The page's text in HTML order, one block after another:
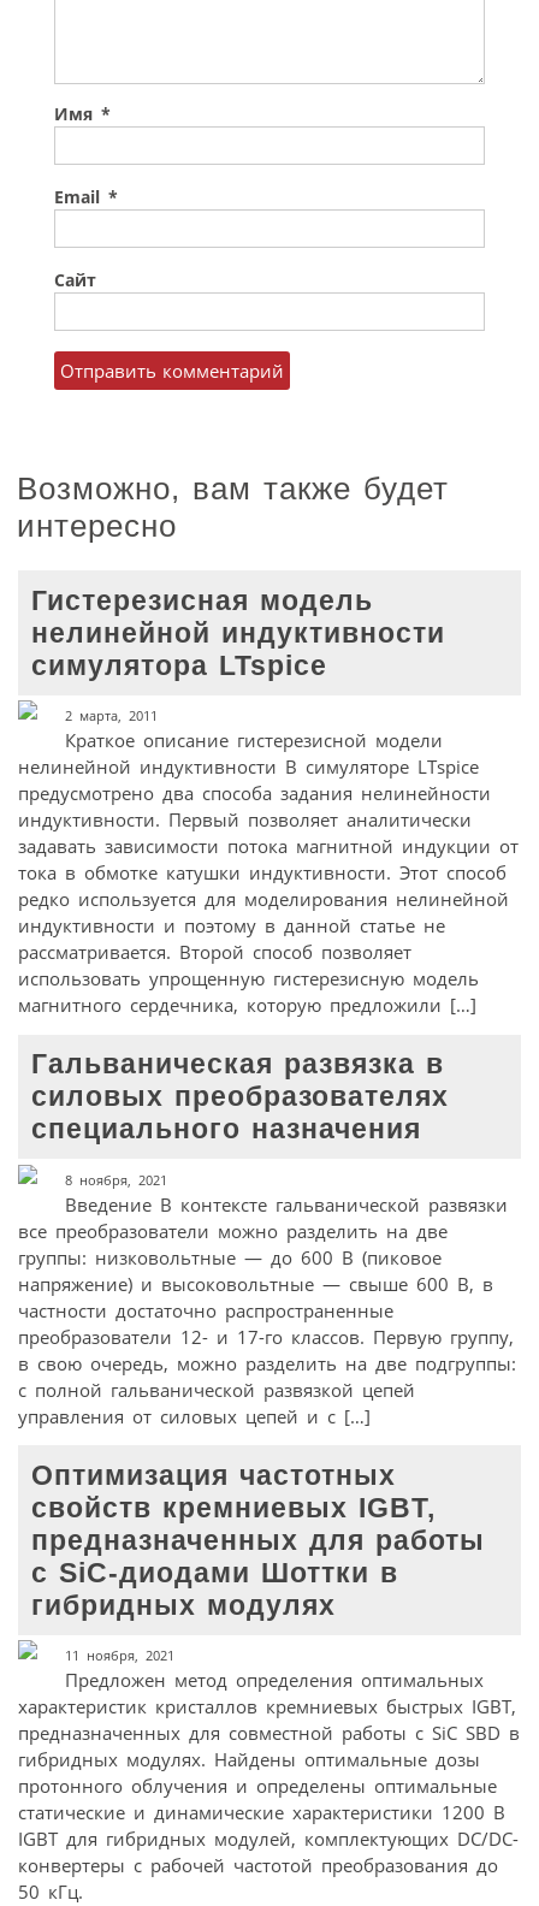
Имя *
Email *
Сайт
Возможно, вам также будет
интересно
Гистерезисная модель
нелинейной индуктивности
симулятора LTspice
2 марта, 2011
Краткое описание гистерезисной модели
нелинейной индуктивности В симуляторе LTspice
предусмотрено два способа задания нелинейности
индуктивности. Первый позволяет аналитически
задавать зависимости потока магнитной индукции от
тока в обмотке катушки индуктивности. Этот способ
редко используется для моделирования нелинейной
индуктивности и поэтому в данной статье не
рассматривается. Второй способ позволяет
использовать упрощенную гистерезисную модель
магнитного сердечника, которую предложили […]
Гальваническая развязка в
силовых преобразователях
специального назначения
8 ноября, 2021
Введение В контексте гальванической развязки
все преобразователи можно разделить на две
группы: низковольтные — до 600 В (пиковое
напряжение) и высоко­вольтные — свыше 600 В, в
частности достаточно распространенные
преобразователи 12- и 17-го классов. Первую группу,
в свою очередь, можно разделить на две подгруппы:
с полной гальванической развязкой цепей
управления от силовых цепей и с […]
Оптимизация частотных
свойств кремниевых IGBT,
предназначенных для работы
с SiC-диодами Шоттки в
гибридных модулях
11 ноября, 2021
Предложен метод определения оптимальных
характеристик кристаллов кремниевых быстрых IGBT,
предназначенных для совместной работы с SiC SBD в
гибридных модулях. Найдены оптимальные дозы
протонного облучения и определены оптимальные
статические и динамические характеристики 1200 В
IGBТ для гибридных модулей, комплектующих DC/DC-
конвертеры с рабочей частотой преобразования до
50 кГц.